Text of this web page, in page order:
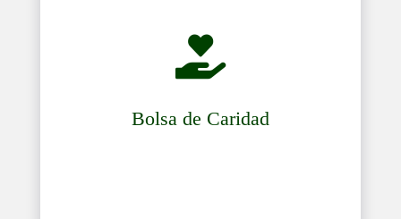

Bolsa de Caridad